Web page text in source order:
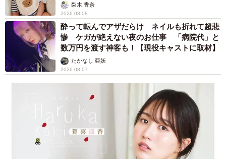
梨木 香奈
2026.08.08
酔って転んでアザだらけ ネイルも折れて超悲
惨 ケガが絶えない夜のお仕事 「病院代」と
数万円を渡す神客も！【現役キャストに取材】
たかなし 亜妖
2026.08.07